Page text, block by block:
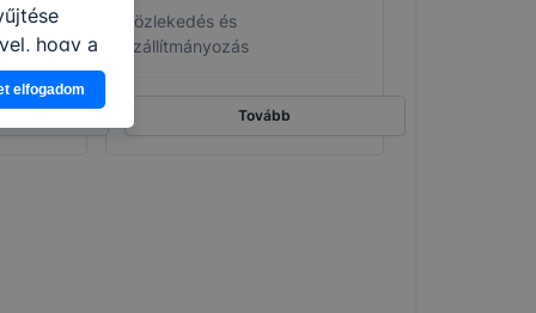
Közlekedés és
szállítmányozás
Tovább
hogy a
a
elfogadom